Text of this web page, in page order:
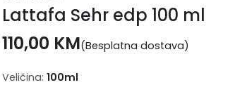
Lattafa Sehr edp 100 ml
110,00 KM(Besplatna dostava)
Veličina: 100ml